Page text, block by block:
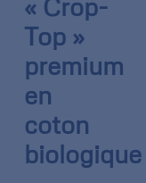
« Crop-
Top »
premium
en
coton
biologique